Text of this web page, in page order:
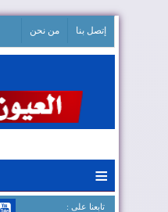
إتصل بنا من نحن
≡
: تابعنا على